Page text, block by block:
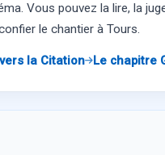
Vous pouvez la lire, la
le chantier à Tours.
la Citation Le chapitre